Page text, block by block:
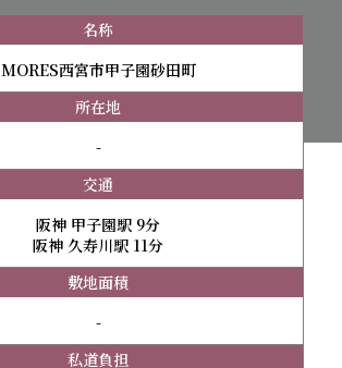
名称
MORES西宮市甲子園砂田町
所在地
-
交通
阪神 甲子園駅 9分
阪神 久寿川駅 11分
敷地面積
-
私道負担